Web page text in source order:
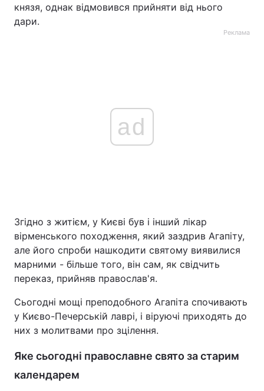
князя, однак відмовився прийняти від нього
дари.
Реклама
ad
Згідно з житієм, у Києві був і інший лікар
вірменського походження, який заздрив Агапіту,
але його спроби нашкодити святому виявилися
марними - більше того, він сам, як свідчить
переказ, прийняв православ'я.
Сьогодні мощі преподобного Агапіта спочивають
у Києво-Печерській лаврі, і віруючі приходять до
них з молитвами про зцілення.
Яке сьогодні православне свято за старим
календарем